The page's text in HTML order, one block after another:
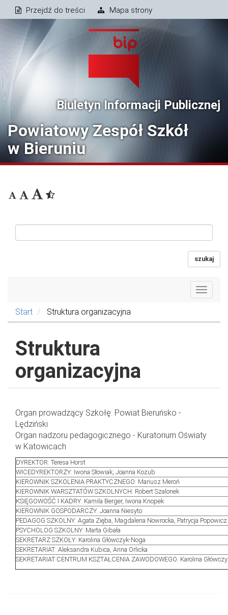
Przejdź do treści Mapa strony
Biuletyn Informacji Publicznej
Powiatowy Zespół Szkół
w Bieruniu
szukaj
Toggle
Start
Struktura organizacyjna
Struktura
organizacyjna
Organ prowadzący Szkołę: Powiat Bieruńsko -
Lędziński
Organ nadzoru pedagogicznego - Kuratorium Oświaty
w Katowicach
DYREKTOR: Teresa Horst
WICEDYREKTORZY: Iwona Słowiak, Joanna Kozub
KIEROWNIK SZKOLENIA PRAKTYCZNEGO: Mariusz Meroń
KIEROWNIK WARSZTATÓW SZKOLNYCH: Robert Szalonek
KSIĘGOWOŚĆ I KADRY: Kamila Berger, Iwona Knopek
KIEROWNIK GOSPODARCZY: Joanna Niesyto
PEDAGOG SZKOLNY: Agata Zięba, Magdalena Nowrocka, Patrycja Popowicz
PSYCHOLOG SZKOLNY: Marta Gibała
SEKRETARZ SZKOŁY: Karolina Główczyk-Noga
SEKRETARIAT: Aleksandra Kubica, Anna Orlicka
SEKRETARIAT CENTRUM KSZTAŁCENIA ZAWODOWEGO: Karolina